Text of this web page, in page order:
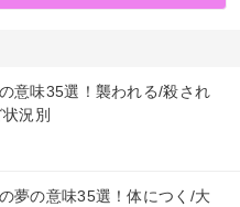
意味35選！襲われる/殺され
況別
夢の意味35選！体につく/大